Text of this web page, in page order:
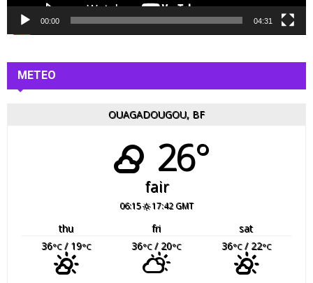
d
o
00:00 04:31
METEO
OUAGADOUGOU, BF
26°
fair
06:15 17:42 GMT
thu fri
sat
36°C/ 19°C 36°C/ 20°C 36°C/ 22°C